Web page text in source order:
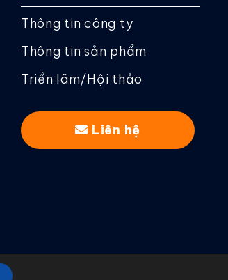
Thông tin công ty
Thông tin sản phẩm
Triển lãm/Hội thảo
Liên hệ